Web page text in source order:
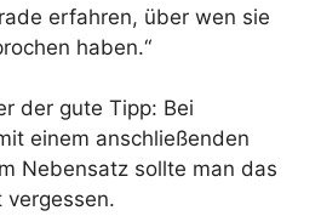
erfahren, über wen sie
haben.“
der gute Tipp: Bei
einem anschließenden
Nebensatz sollte man das
vergessen.